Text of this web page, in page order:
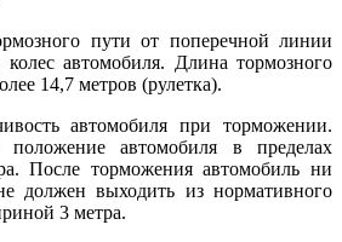
пути от поперечной линии
автомобиля. Длина тормозного
14,7 метров (рулетка).
автомобиля при торможении.
положение автомобиля в пределах
После торможения автомобиль ни
должен выходить из нормативного
3 метра.